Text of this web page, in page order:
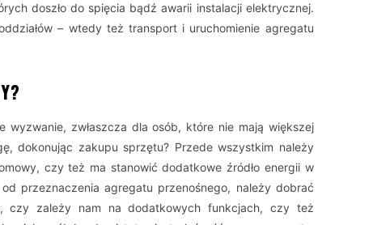
doszło do spięcia bądź awarii instalacji elektrycznej.
– wtedy też transport i uruchomienie agregatu
zwłaszcza dla osób, które nie mają większej
dokonując zakupu sprzętu? Przede wszystkim należy
czy też ma stanowić dodatkowe źródło energii w
przeznaczenia agregatu przenośnego, należy dobrać
czy zależy nam na dodatkowych funkcjach, czy też